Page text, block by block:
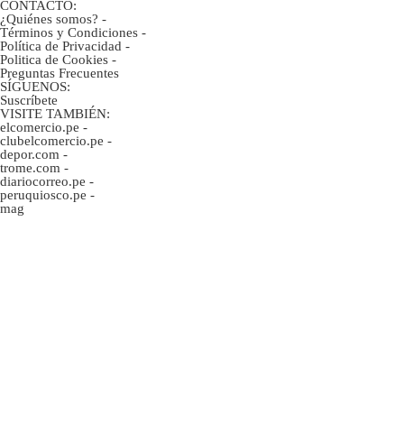
CONTACTO:
¿Quiénes somos? -
Términos y Condiciones -
Política de Privacidad -
Politica de Cookies -
Preguntas Frecuentes
SÍGUENOS:
Suscríbete
VISITE TAMBIÉN:
elcomercio.pe -
clubelcomercio.pe -
depor.com -
trome.com -
diariocorreo.pe -
peruquiosco.pe -
mag